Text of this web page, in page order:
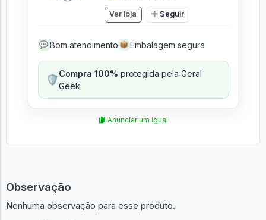
Ver loja Seguir
💬 Bom atendimento 📦 Embalagem segura
🛡️Compra 100% protegida pela Geral
Geek
Anunciar um igual
Observação
Nenhuma observação para esse produto.